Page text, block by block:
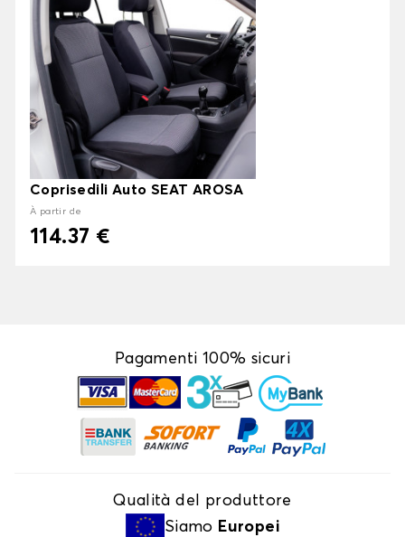
Coprisedili Auto SEAT AROSA
À partir de
114.37 €
Pagamenti 100% sicuri
Qualità del produttore
Siamo Europei